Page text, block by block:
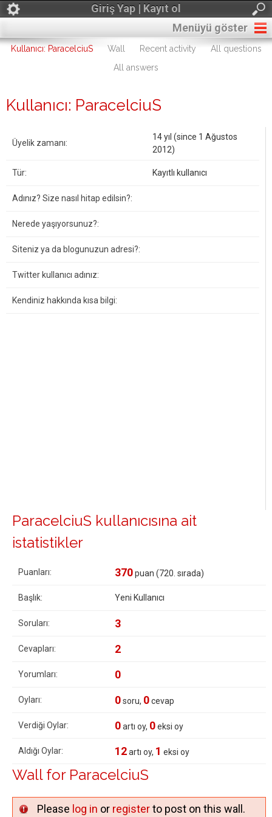
Giriş Yap | Kayıt ol
Menüyü göster
Kullanıcı: ParacelciuS Wall Recent activity
All questions
All answers
Kullanıcı: ParacelciuS
Üyelik zamanı:
14 yıl (since 1 Ağustos
2012)
Tür: Kayıtlı kullanıcı
Adınız? Size nasıl hitap edilsin?:
Nerede yaşıyorsunuz?:
Siteniz ya da blogunuzun adresi?:
Twitter kullanıcı adınız:
Kendiniz hakkında kısa bilgi:
ParacelciuS kullanıcısına ait
istatistikler
Puanları: 370puan (720 . sırada)
Başlık: Yeni Kullanıcı
Soruları: 3
Cevapları: 2
Yorumları: 0
Oyları: 0soru, 0cevap
Verdiği Oylar: 0artı oy, 0eksi oy
Aldığı Oylar: 12artı oy, 1 eksi oy
Wall for ParacelciuS
Please log in or registerto post on this wall.